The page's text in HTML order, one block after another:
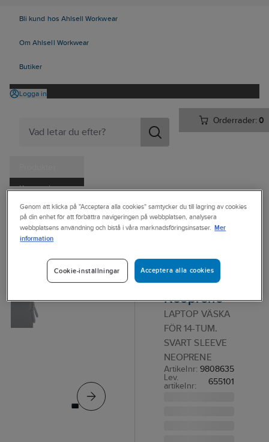
Bli kund hos Ahlsell Workwear
Om Ahlsell Workwear
Butiker
Logga in
Orderrader:0
Kampanjer
Tjänster
Kataloger
Ahlsell Produkter Vitvaror & Hemelektronik
Hemelektronik
Dator & kontor
Väskor
Datorväska,
Sleeve
Neoprene
LAPTOP VÄSKA
FÖR 14-TUM.
SVART SLEEVE
NEOPRENE
Artikelnr: 9808635
Lev.
artikelnr:
655101
Genom att klicka på "Acceptera alla cookies" samtycker du till lagring av cookies
på din enhet för att förbättra navigeringen på webbplatsen, analysera
webbplatsens användning och bistå i våra marknadsföringsinsatser. Mer
information
Acceptera alla cookies
Cookie-inställningar